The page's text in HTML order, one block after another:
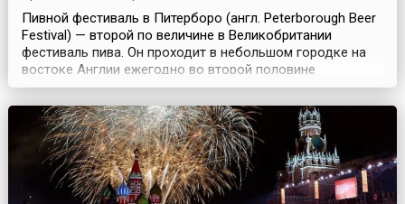
Пивной фестиваль в Питерборо (англ. Peterborough Beer
Festival) — второй по величине в Великобритании
фестиваль пива. Он проходит в небольшом городке на
востоке Англии ежегодно во второй половине
августа.На фестиваль съезжаются десятки тысяч
человек, так что население города увеличивается в
несколько раз, но ненадолго, потому что длится эта
радость для гурманов пива всего 5 дней. На фестив...